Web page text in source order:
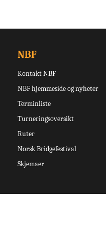
NBF
Kontakt NBF
NBF hjemmeside og nyheter
Terminliste
Turneringsoversikt
Ruter
Norsk Bridgefestival
Skjemaer